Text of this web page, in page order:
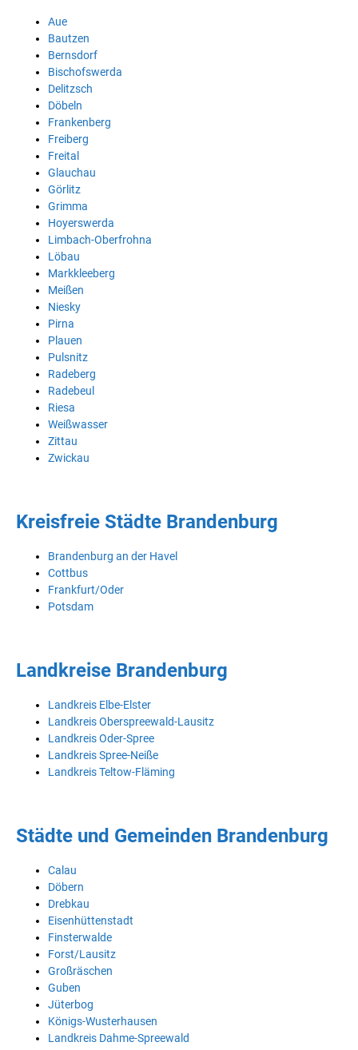
Aue
Bautzen
Bernsdorf
Bischofswerda
Delitzsch
Döbeln
Frankenberg
Freiberg
Freital
Glauchau
Görlitz
Grimma
Hoyerswerda
Limbach-Oberfrohna
Löbau
Markkleeberg
Meißen
Niesky
Pirna
Plauen
Pulsnitz
Radeberg
Radebeul
Riesa
Weißwasser
Zittau
Zwickau
Kreisfreie Städte Brandenburg
Brandenburg an der Havel
Cottbus
Frankfurt/Oder
Potsdam
Landkreise Brandenburg
Landkreis Elbe-Elster
Landkreis Oberspreewald-Lausitz
Landkreis Oder-Spree
Landkreis Spree-Neiße
Landkreis Teltow-Fläming
Städte und Gemeinden Brandenburg
Calau
Döbern
Drebkau
Eisenhüttenstadt
Finsterwalde
Forst/Lausitz
Großräschen
Guben
Jüterbog
Königs-Wusterhausen
Landkreis Dahme-Spreewald